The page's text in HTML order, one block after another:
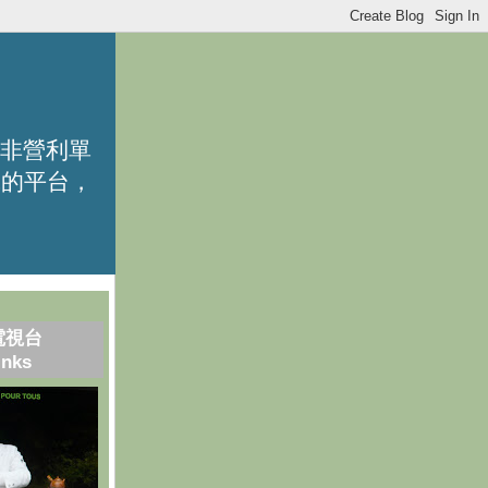
營利單
平台，
視台